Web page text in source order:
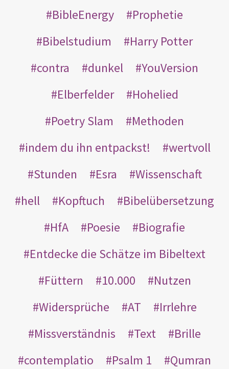
BibleEnergy
Prophetie
Bibelstudium
Harry Potter
contra
dunkel
YouVersion
Elberfelder
Hohelied
Poetry Slam
Methoden
indem du ihn entpackst!
wertvoll
Stunden
Esra
Wissenschaft
hell
Kopftuch
Bibelübersetzung
HfA
Poesie
Biografie
Entdecke die Schätze im Bibeltext
Füttern
10.000
Nutzen
Widersprüche
AT
Irrlehre
Missverständnis
Text
Brille
contemplatio
Psalm 1
Qumran